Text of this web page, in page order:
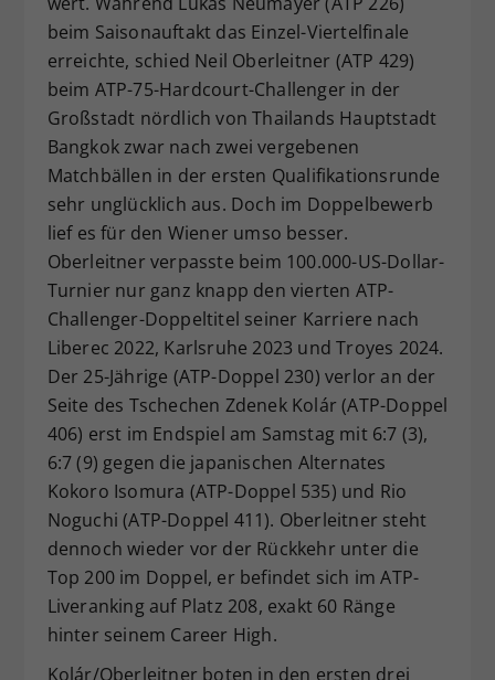
beim Saisonauftakt das Einzel-Viertelfinale
erreichte, schied Neil Oberleitner (ATP 429)
beim ATP-75-Hardcourt-Challenger in der
Großstadt nördlich von Thailands Hauptstadt
Bangkok zwar nach zwei vergebenen
Matchbällen in der ersten Qualifikationsrunde
sehr unglücklich aus. Doch im Doppelbewerb
lief es für den Wiener umso besser.
Oberleitner verpasste beim 100.000-US-Dollar-
Turnier nur ganz knapp den vierten ATP-
Challenger-Doppeltitel seiner Karriere nach
Liberec 2022, Karlsruhe 2023 und Troyes 2024.
Der 25-Jährige (ATP-Doppel 230) verlor an der
Seite des Tschechen Zdenek Kolár (ATP-Doppel
406) erst im Endspiel am Samstag mit 6:7 (3),
6:7 (9) gegen die japanischen Alternates
Kokoro Isomura (ATP-Doppel 535) und Rio
Noguchi (ATP-Doppel 411). Oberleitner steht
dennoch wieder vor der Rückkehr unter die
Top 200 im Doppel, er befindet sich im ATP-
Liveranking auf Platz 208, exakt 60 Ränge
hinter seinem Career High.
Kolár/Oberleitner boten in den ersten drei
Zweck
Dieser Wert speichert Ihre Consent-
Einstellungen. Unter anderem eine
zufällig generierte ID, für die
historische Speicherung Ihrer
vorgenommen Einstellungen, falls der
Webseiten-Betreiber dies eingestellt
hat.